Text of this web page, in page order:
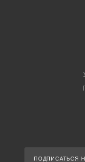
ПОДПИСАТЬСЯ